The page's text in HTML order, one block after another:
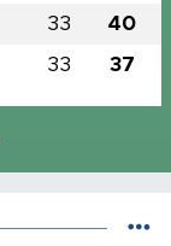
33 40
33 37